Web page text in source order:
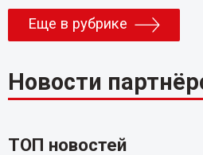
Еще в рубрике
Новости
ТОП новостей